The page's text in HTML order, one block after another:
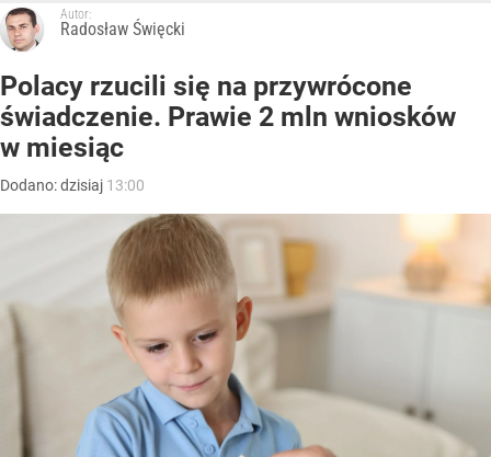
Autor:
Radosław Święcki
Polacy rzucili się na przywrócone
świadczenie. Prawie 2 mln wniosków
w miesiąc
Dodano:dzisiaj 13:00